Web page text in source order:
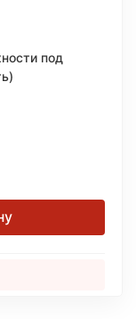
под